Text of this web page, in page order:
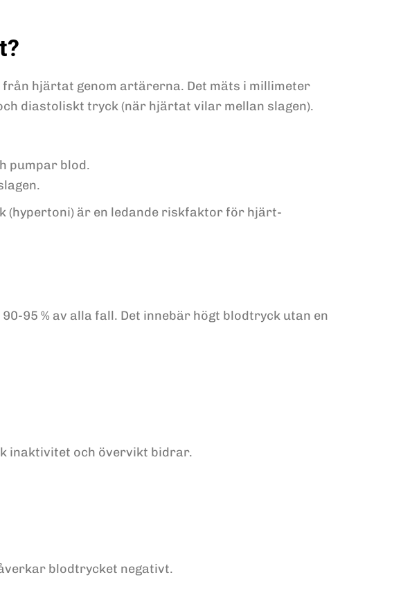
hjärtat genom artärerna. Det mäts i millimeter
diastoliskt tryck (när hjärtat vilar mellan slagen).
pumpar blod.
(hypertoni) är en ledande riskfaktor för hjärt-
95 % av alla fall. Det innebär högt blodtryck utan en
inaktivitet och övervikt bidrar.
blodtrycket negativt.